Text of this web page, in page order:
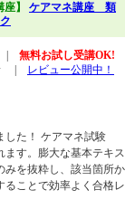
座】 ケアマネ講座 類
無料お試し受講OK!
レビュー公開中！
た！ ケアマネ試験
ます。膨大な基本テキス
みを抜粋し、該当箇所か
ることで効率よく合格レ